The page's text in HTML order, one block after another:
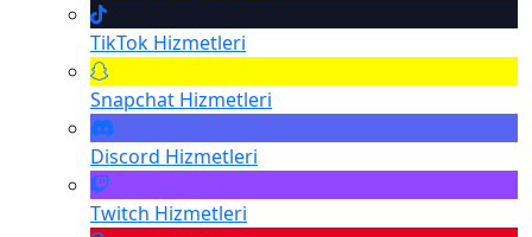
TikTok Hizmetleri
Snapchat Hizmetleri
Discord Hizmetleri
Twitch Hizmetleri